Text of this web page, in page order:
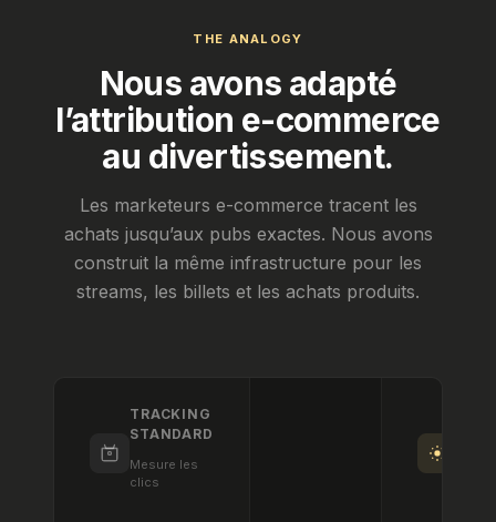
THE ANALOGY
Nous avons adapté
l’attribution e-commerce
au divertissement.
Les marketeurs e-commerce tracent les
achats jusqu’aux pubs exactes. Nous avons
construit la même infrastructure pour les
streams, les billets et les achats produits.
TRACKING
STANDARD
Mesure les
clics